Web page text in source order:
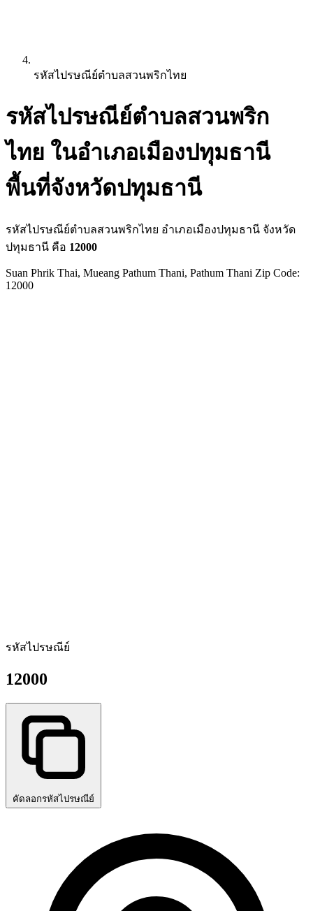
รหัสไปรษณีย์ตำบลสวนพริกไทย
รหัสไปรษณีย์ตำบลสวนพริก
ไทย ในอำเภอเมืองปทุมธานี
พื้นที่จังหวัดปทุมธานี
รหัสไปรษณีย์ตำบลสวนพริกไทย อำเภอเมืองปทุมธานี จังหวัด
ปทุมธานี คือ 12000
Suan Phrik Thai, Mueang Pathum Thani, Pathum Thani Zip Code:
12000
รหัสไปรษณีย์
12000
คัดลอกรหัสไปรษณีย์